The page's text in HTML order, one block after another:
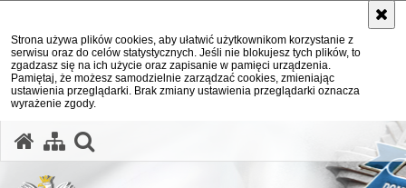
Strona używa plików cookies, aby ułatwić użytkownikom korzystanie z
serwisu oraz do celów statystycznych. Jeśli nie blokujesz tych plików, to
zgadzasz się na ich użycie oraz zapisanie w pamięci urządzenia.
Pamiętaj, że możesz samodzielnie zarządzać cookies, zmieniając
ustawienia przeglądarki. Brak zmiany ustawienia przeglądarki oznacza
wyrażenie zgody.